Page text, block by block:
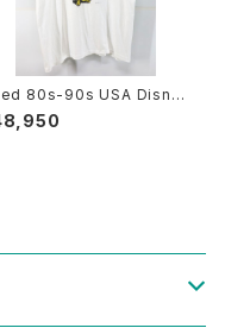
80s-90s USA Disney
WARS C3PO Graphic
Size Free 古着